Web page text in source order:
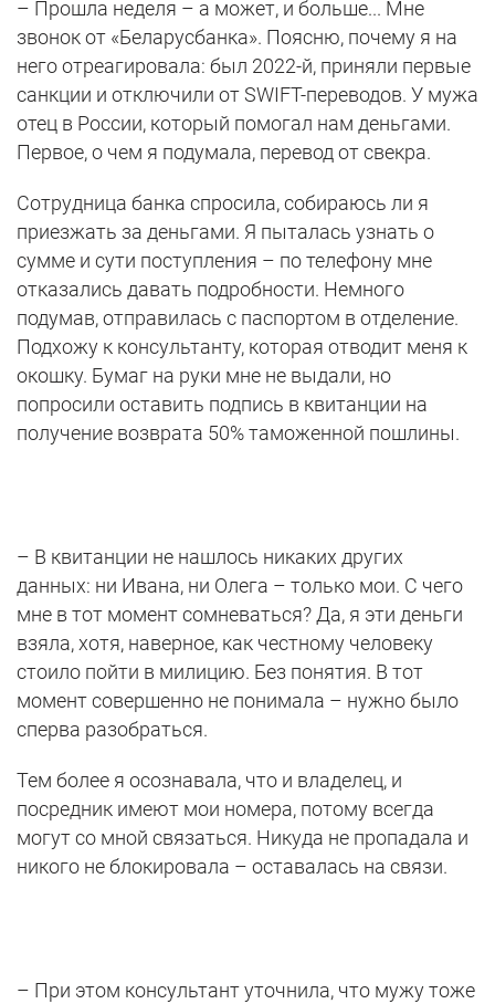
– Прошла неделя – а может, и больше... Мне
звонок от «Беларусбанка». Поясню, почему я на
него отреагировала: был 2022-й, приняли первые
санкции и отключили от SWIFT-переводов. У мужа
отец в России, который помогал нам деньгами.
Первое, о чем я подумала, перевод от свекра.
Сотрудница банка спросила, собираюсь ли я
приезжать за деньгами. Я пыталась узнать о
сумме и сути поступления – по телефону мне
отказались давать подробности. Немного
подумав, отправилась с паспортом в отделение.
Подхожу к консультанту, которая отводит меня к
окошку. Бумаг на руки мне не выдали, но
попросили оставить подпись в квитанции на
получение возврата 50% таможенной пошлины.
– В квитанции не нашлось никаких других
данных: ни Ивана, ни Олега – только мои. С чего
мне в тот момент сомневаться? Да, я эти деньги
взяла, хотя, наверное, как честному человеку
стоило пойти в милицию. Без понятия. В тот
момент совершенно не понимала – нужно было
сперва разобраться.
Тем более я осознавала, что и владелец, и
посредник имеют мои номера, потому всегда
могут со мной связаться. Никуда не пропадала и
никого не блокировала – оставалась на связи.
– При этом консультант уточнила, что мужу тоже